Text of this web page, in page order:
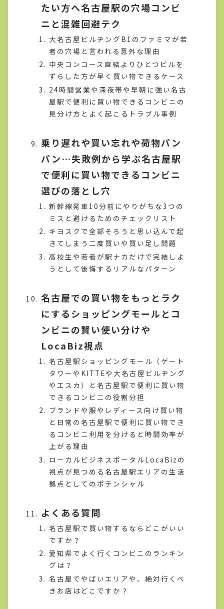
たい方へ名古屋駅の穴場コンビ
ニと混雑回避テク
大名古屋ビルヂングB1のファミマが若
者の穴場と言われる意外な理由
中央コンコース直結よりひとつビルを
ずらした方が早く買い物できるケース
24時間営業や深夜帯や早朝に強い名古
屋駅で便利に買い物できるコンビニの
見分け方とよく起こるトラブル事例
乗り遅れや買い忘れや荷物パン
パン…失敗例から学ぶ名古屋駅
で便利に買い物できるコンビニ
選びの落とし穴
新幹線発車10分前にやりがちな3つの
ミスと避けるためのチェックリスト
キヨスクで全部そろうと思い込んで起
きてしまう二度買いや買い足し問題
高校生や若者が駅ナカだけで完結しよ
うとして後悔するリアルなパターン
名古屋での買い物をもっとラク
にするショッピングモールとコ
ンビニの賢い使い分けや
LocaBiz視点
名古屋駅ショッピングモール（ゲート
タワーやKITTEや大名古屋ビルヂング
やエスカ）と名古屋駅で便利に買い物
できるコンビニの役割分担
ブランドや服やレディース向け買い物
と日常の名古屋駅で便利に買い物でき
るコンビニ利用を分けると時間効率が
上がる理由
ローカルビジネスポータルLocaBizの
視点が見つめる名古屋駅エリアの生活
拠点としてのポテンシャル
よくある質問
名古屋駅で買い物するならどこがいい
ですか？
愛知県でよく行くコンビニのランキン
グは？
名古屋でやばいエリアや、絶対行くべ
きお店はどこですか？